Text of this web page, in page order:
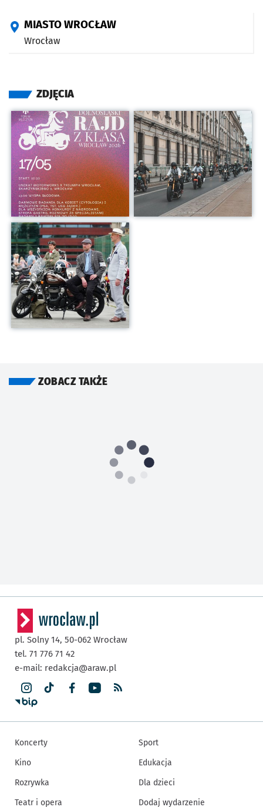
MIASTO WROCŁAW
Wrocław
ZDJĘCIA
Kliknij, aby powiększyć Kliknij, aby powiększyć
Kliknij, aby powiększyć
ZOBACZ TAKŻE
pl. Solny 14, 50-062 Wrocław
tel. 71 776 71 42
e-mail: redakcja@araw.pl
Koncerty
Kino
Rozrywka
Teatr i opera
Sport
Edukacja
Dla dzieci
Dodaj wydarzenie